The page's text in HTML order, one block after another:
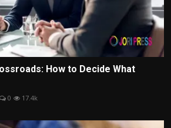
How to Decide What
0 17.4k